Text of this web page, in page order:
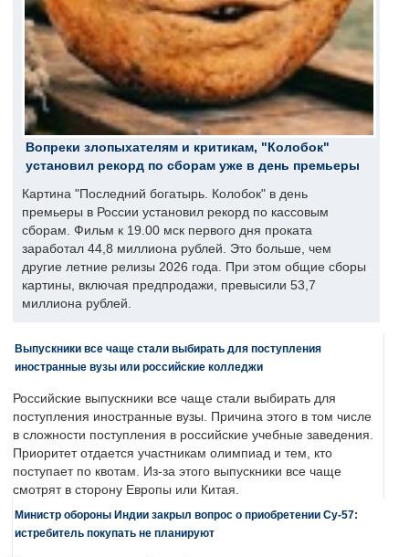
Вопреки злопыхателям и критикам, "Колобок"
установил рекорд по сборам уже в день премьеры
Картина "Последний богатырь. Колобок" в день
премьеры в России установил рекорд по кассовым
сборам. Фильм к 19.00 мск первого дня проката
заработал 44,8 миллиона рублей. Это больше, чем
другие летние релизы 2026 года. При этом общие сборы
картины, включая предпродажи, превысили 53,7
миллиона рублей.
Выпускники все чаще стали выбирать для поступления
иностранные вузы или российские колледжи
Российские выпускники все чаще стали выбирать для
поступления иностранные вузы. Причина этого в том числе
в сложности поступления в российские учебные заведения.
Приоритет отдается участникам олимпиад и тем, кто
поступает по квотам. Из-за этого выпускники все чаще
смотрят в сторону Европы или Китая.
Министр обороны Индии закрыл вопрос о приобретении Су-57:
истребитель покупать не планируют